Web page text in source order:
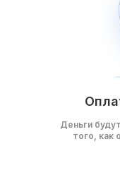
Деньги
того, как